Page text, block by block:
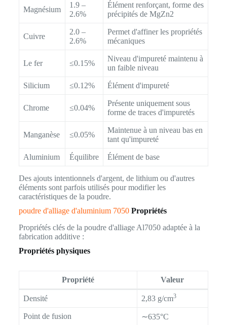
Magnésium
1.9 –
2.6%
Élément renforçant, forme des
précipités de MgZn2
Cuivre
2.0 –
2.6%
Permet d'affiner les propriétés
mécaniques
Le fer ≤0.15%
Niveau d'impureté maintenu à
un faible niveau
Silicium ≤0.12% Élément d'impureté
Chrome ≤0.04%
Présente uniquement sous
forme de traces d'impuretés
Manganèse ≤0.05%
Maintenue à un niveau bas en
tant qu'impureté
Aluminium Équilibre Élément de base
Des ajouts intentionnels d'argent, de lithium ou d'autres
éléments sont parfois utilisés pour modifier les
caractéristiques de la poudre.
poudre d'alliage d'aluminium 7050 Propriétés
Propriétés clés de la poudre d'alliage Al7050 adaptée à la
fabrication additive :
Propriétés physiques
Propriété Valeur
Densité 2,83 g/cm3
Point de fusion ∼635°C